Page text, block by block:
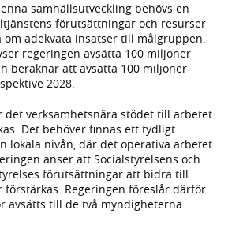
samhällsutveckling behövs en
förutsättningar och resurser
adekvata insatser till målgruppen.
regeringen avsätta 100 miljoner
beräknar att avsätta 100 miljoner
2028.
det verksamhetsnära stödet till arbetet
Det behöver finnas ett tydligt
lokala nivån, där det operativa arbetet
anser att Socialstyrelsens och
förutsättningar att bidra till
förstärkas. Regeringen föreslår därför
avsätts till de två myndigheterna.